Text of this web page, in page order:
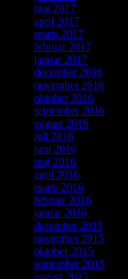
maj 2017
april 2017
marts 2017
februar 2017
januar 2017
december 2016
november 2016
oktober 2016
september 2016
august 2016
juli 2016
juni 2016
maj 2016
april 2016
marts 2016
februar 2016
januar 2016
december 2015
november 2015
oktober 2015
september 2015
august 2015